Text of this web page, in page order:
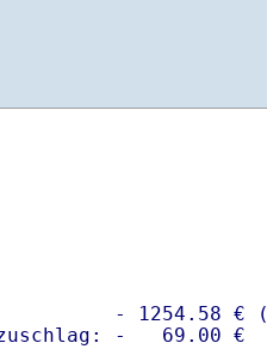
- 1254.58 €
-   69.00 €